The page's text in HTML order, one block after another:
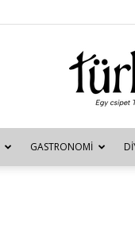
GASTRONOMI